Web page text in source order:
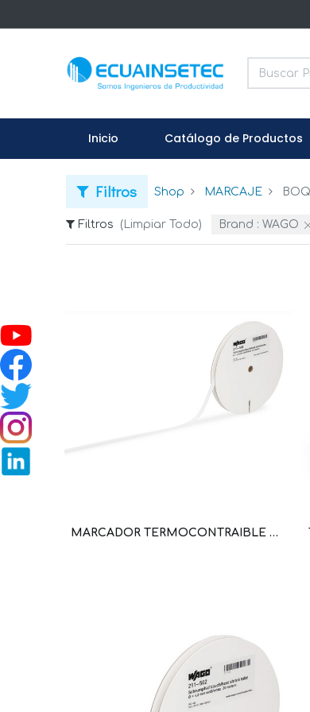
Inicio Catálogo de Productos
Filtros Shop MARCAJE
Filtros (Limpiar Todo) Brand : WAGO
MARCADOR TERMOCONTRAIBLE DE CONDUCTORES 1-2,5 MM² (18-14 AWG); BLANCO X 1 METRO; PARA SMART PRINTER (WAG101039 / 211-502)